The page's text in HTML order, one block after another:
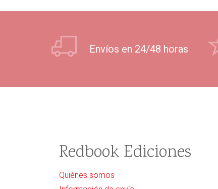
Envíos en 24/48 horas
Redbook Ediciones
Quiénes somos